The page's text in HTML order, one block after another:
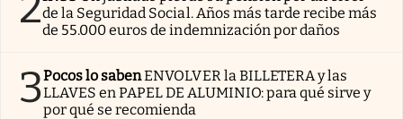
de la Seguridad Social. Años más tarde recibe más
de 55.000 euros de indemnización por daños
3Pocos lo sabenENVOLVER la BILLETERA y las
LLAVES en PAPEL DE ALUMINIO: para qué sirve y
por qué se recomienda